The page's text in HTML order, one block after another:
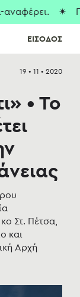
✴ Που
ΕΙΣΟΔΟΣ
19 • 11 • 2020
• Το
Στ. Πέτσα,
και
Αρχή